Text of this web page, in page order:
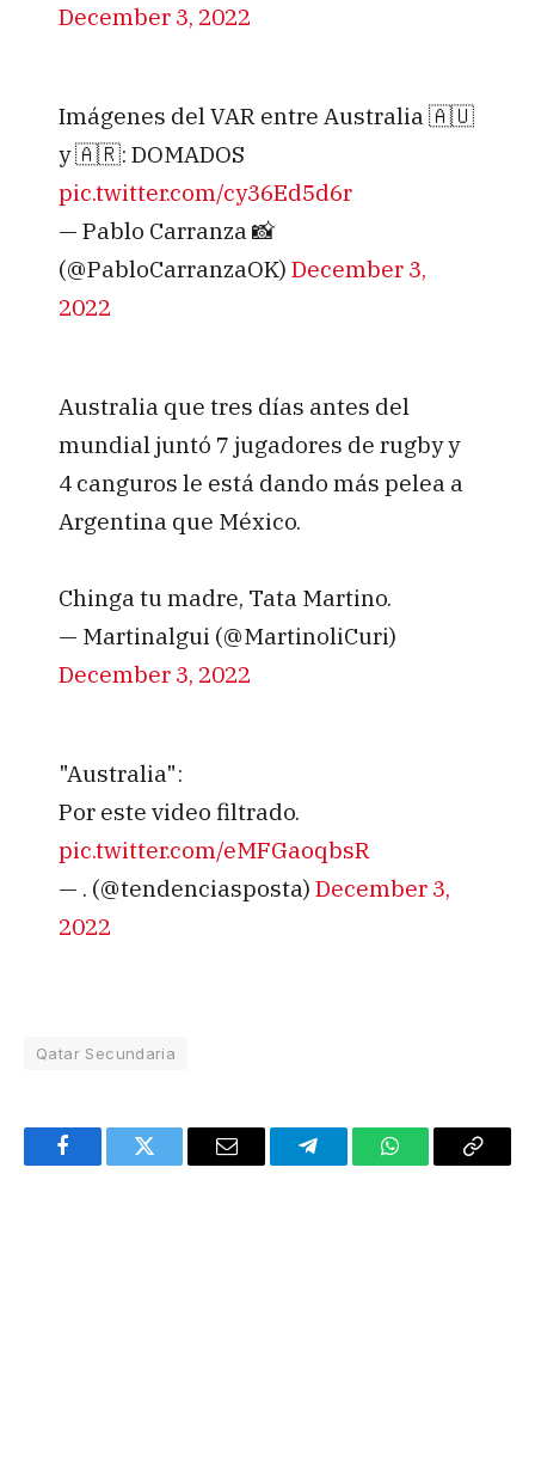
December 3, 2022
Imágenes del VAR entre Australia 🇦🇺
y 🇦🇷: DOMADOS
pic.twitter.com/cy36Ed5d6r
— Pablo Carranza 📸
(@PabloCarranzaOK) December 3,
2022
Australia que tres días antes del
mundial juntó 7 jugadores de rugby y
4 canguros le está dando más pelea a
Argentina que México.
Chinga tu madre, Tata Martino.
— Martinalgui (@MartinoliCuri)
December 3, 2022
"Australia":
Por este video filtrado.
pic.twitter.com/eMFGaoqbsR
— . (@tendenciasposta) December 3,
2022
Qatar Secundaria
FacebookTwitter Email TelegramWhatsAppCopy